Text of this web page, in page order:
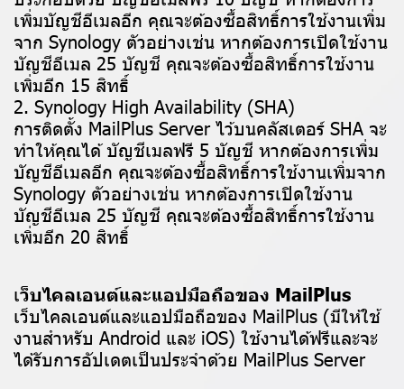
เพิ่มบัญชีอีเมลอีก คุณจะต้องซื้อสิทธิ์การใช้งานเพิ่ม
จาก Synology ตัวอย่างเช่น หากต้องการเปิดใช้งาน
บัญชีอีเมล 25 บัญชี คุณจะต้องซื้อสิทธิ์การใช้งาน
เพิ่มอีก 15 สิทธิ์
2. Synology High Availability (SHA)
การติดตั้ง MailPlus Server ไว้บนคลัสเตอร์ SHA จะ
ทำให้คุณได้ บัญชีเมลฟรี 5 บัญชี หากต้องการเพิ่ม
บัญชีอีเมลอีก คุณจะต้องซื้อสิทธิ์การใช้งานเพิ่มจาก
Synology ตัวอย่างเช่น หากต้องการเปิดใช้งาน
บัญชีอีเมล 25 บัญชี คุณจะต้องซื้อสิทธิ์การใช้งาน
เพิ่มอีก 20 สิทธิ์
เว็บไคลเอนต์และแอปมือถือของ MailPlus
เว็บไคลเอนต์และแอปมือถือของ MailPlus (มีให้ใช้
งานสำหรับ Android และ iOS) ใช้งานได้ฟรีและจะ
ได้รับการอัปเดตเป็นประจำด้วย MailPlus Server